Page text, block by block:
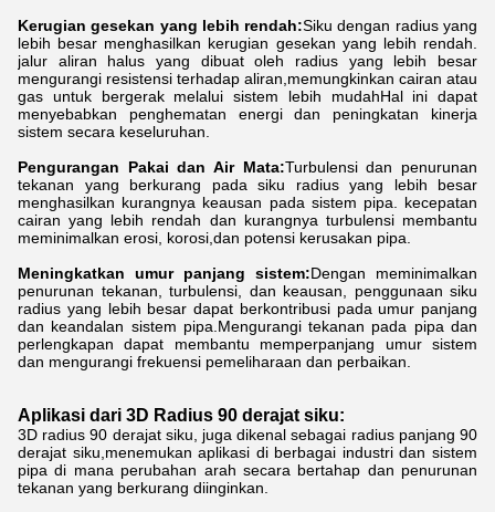
Kerugian gesekan yang lebih rendah:Siku dengan radius yang
lebih besar menghasilkan kerugian gesekan yang lebih rendah.
jalur aliran halus yang dibuat oleh radius yang lebih besar
mengurangi resistensi terhadap aliran,memungkinkan cairan atau
gas untuk bergerak melalui sistem lebih mudahHal ini dapat
menyebabkan penghematan energi dan peningkatan kinerja
sistem secara keseluruhan.
Pengurangan Pakai dan Air Mata:Turbulensi dan penurunan
tekanan yang berkurang pada siku radius yang lebih besar
menghasilkan kurangnya keausan pada sistem pipa. kecepatan
cairan yang lebih rendah dan kurangnya turbulensi membantu
meminimalkan erosi, korosi,dan potensi kerusakan pipa.
Meningkatkan umur panjang sistem:Dengan meminimalkan
penurunan tekanan, turbulensi, dan keausan, penggunaan siku
radius yang lebih besar dapat berkontribusi pada umur panjang
dan keandalan sistem pipa.Mengurangi tekanan pada pipa dan
perlengkapan dapat membantu memperpanjang umur sistem
dan mengurangi frekuensi pemeliharaan dan perbaikan.
Aplikasi dari 3D Radius 90 derajat siku:
3D radius 90 derajat siku, juga dikenal sebagai radius panjang 90
derajat siku,menemukan aplikasi di berbagai industri dan sistem
pipa di mana perubahan arah secara bertahap dan penurunan
tekanan yang berkurang diinginkan.